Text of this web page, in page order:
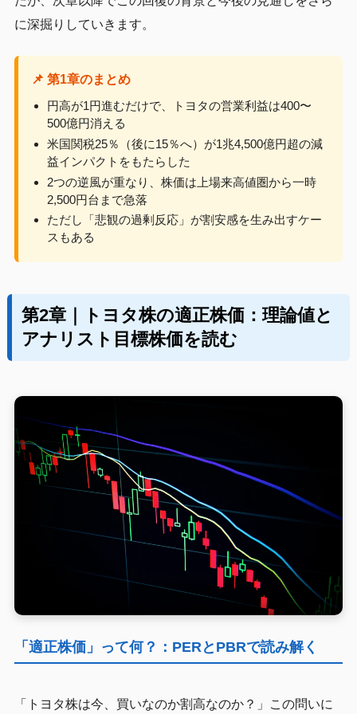
に深掘りしていきます。
📌 第1章のまとめ
円高が1円進むだけで、トヨタの営業利益は400〜
500億円消える
米国関税25％（後に15％へ）が1兆4,500億円超の減
益インパクトをもたらした
2つの逆風が重なり、株価は上場来高値圏から一時
2,500円台まで急落
ただし「悲観の過剰反応」が割安感を生み出すケー
スもある
第2章｜トヨタ株の適正株価：理論値と
アナリスト目標株価を読む
「適正株価」って何？：PERとPBRで読み解く
「トヨタ株は今、買いなのか割高なのか？」この問いに